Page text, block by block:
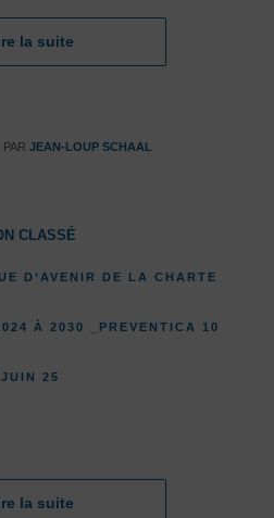
la suite
PARJEAN-LOUP SCHAAL
CLASSÉ
D’AVENIR DE LA CHARTE
À 2030 _PREVENTICA 10
JUIN 25
la suite